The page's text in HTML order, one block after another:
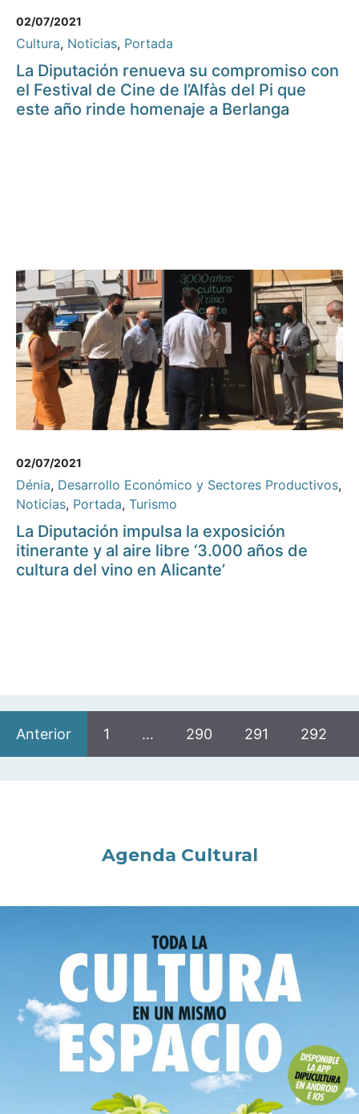
02/07/2021
Cultura, Noticias, Portada
La Diputación renueva su compromiso con
el Festival de Cine de l’Alfàs del Pi que
este año rinde homenaje a Berlanga
02/07/2021
Dénia, Desarrollo Económico y Sectores Productivos,
Noticias, Portada, Turismo
La Diputación impulsa la exposición
itinerante y al aire libre ‘3.000 años de
cultura del vino en Alicante’
Anterior 1 … 290 291 292
Agenda Cultural